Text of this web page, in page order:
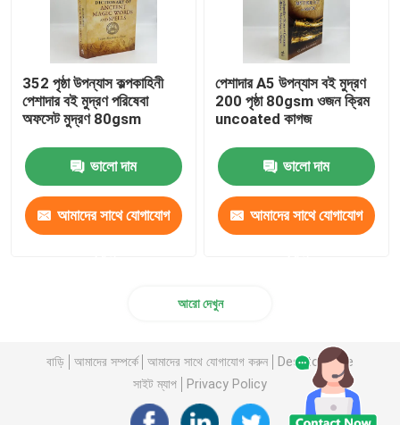
352 পৃষ্ঠা উপন্যাস কল্পকাহিনী
পেশাদার বই মুদ্রণ পরিষেবা
অফসেট মুদ্রণ 80gsm
ভালো দাম
আমাদের সাথে যোগাযোগ
পেশাদার A5 উপন্যাস বই মুদ্রণ
200 পৃষ্ঠা 80gsm ওজন ক্রিম
uncoated কাগজ
ভালো দাম
আমাদের সাথে যোগাযোগ
আরো দেখুন
বাড়ি আমাদের সম্পর্কে আমাদের সাথে যোগাযোগ করুন
Desktop Site
সাইট ম্যাপ
Privacy Policy